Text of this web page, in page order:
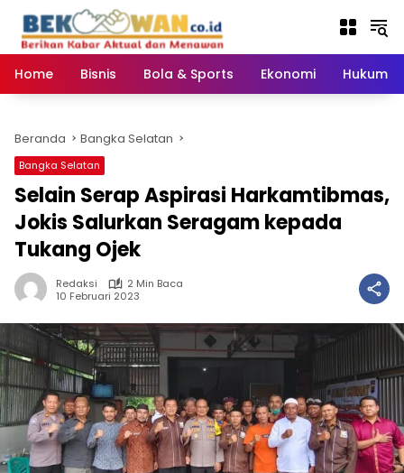
konten
Home
Bisnis Bola & Sports Ekonomi Hukum
Beranda Bangka Selatan
Bangka Selatan
Selain Serap Aspirasi Harkamtibmas,
Jokis Salurkan Seragam kepada
Tukang Ojek
Redaksi
2 Min Baca
10 Februari 2023